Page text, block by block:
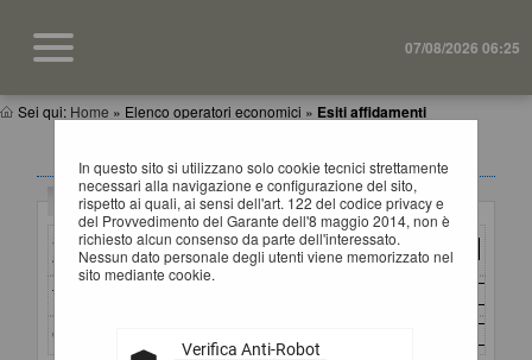
07/08/2026 06:25
Sei qui: Home » Elenco operatori economici » Esiti affidamenti
In questo sito si utilizzano solo cookie tecnici strettamente
necessari alla navigazione e configurazione del sito,
rispetto ai quali, ai sensi dell'art. 122 del codice privacy e
del Provvedimento del Garante dell'8 maggio 2014, non è
richiesto alcun consenso da parte dell'interessato.
Nessun dato personale degli utenti viene memorizzato nel
sito mediante cookie.
Verifica Anti-Robot
ESITI AFFIDAMENTI
Criteri di ricerca
Stazione
appaltante :
Titolo :
CIG :